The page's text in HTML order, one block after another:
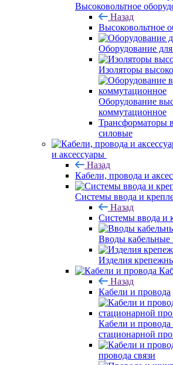
Высоковольтное
Назад
Высоковольтное
Оборудование
Изоляторы
Оборудование
коммутационное
Трансформаторы
силовые
и аксессуары
Назад
Кабели, провода и
Системы ввода и
Назад
Системы ввода и
Вводы кабельные
Изделия
Назад
Кабели и провода
Кабели и провода
стационарной
провода связи